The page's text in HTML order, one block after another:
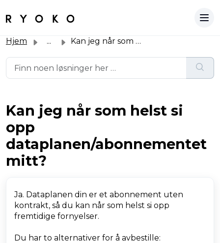
Hjem ... Kan jeg når som helst si opp dataplanen/abonnementet mitt?
Kan jeg når som helst si
opp
dataplanen/abonnementet
mitt?
Ja. Dataplanen din er et abonnement uten
kontrakt, så du kan når som helst si opp
fremtidige fornyelser.
Du har to alternativer for å avbestille: